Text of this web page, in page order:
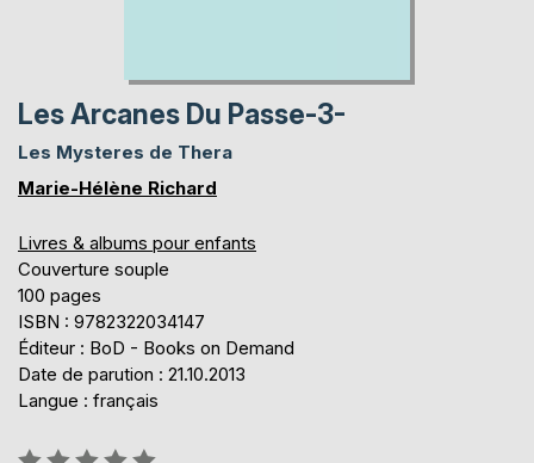
Les Arcanes Du Passe-3-
Les Mysteres de Thera
Marie-Hélène Richard
Livres & albums pour enfants
Couverture souple
100 pages
ISBN : 9782322034147
Éditeur : BoD - Books on Demand
Date de parution : 21.10.2013
Langue : français
Évaluation: